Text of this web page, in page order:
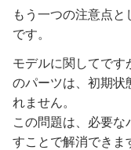
もう一つの注意点
です。
モデルに関してです
のパーツは、初期状
れません。
この問題は、必要な
すことで解消できま